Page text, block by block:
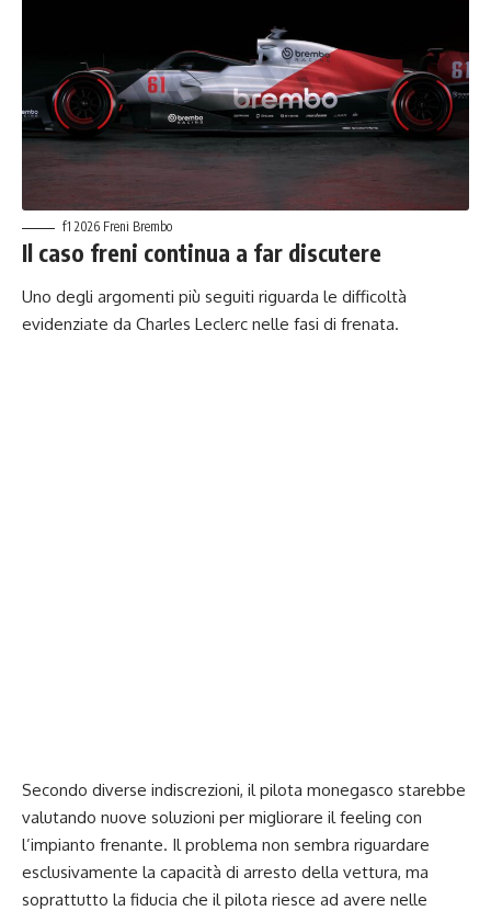
f1 2026 Freni Brembo
Il caso freni continua a far discutere
Uno degli argomenti più seguiti riguarda le difficoltà
evidenziate da Charles Leclerc nelle fasi di frenata.
Secondo diverse indiscrezioni, il pilota monegasco starebbe
valutando nuove soluzioni per migliorare il feeling con
l’impianto frenante. Il problema non sembra riguardare
esclusivamente la capacità di arresto della vettura, ma
soprattutto la fiducia che il pilota riesce ad avere nelle